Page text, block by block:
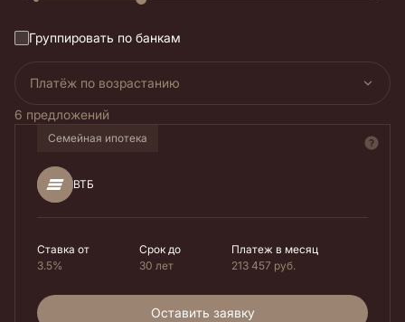
Группировать по банкам
Платёж по возрастанию
6 предложений
Семейная ипотека
ВТБ
Ставка от
3.5%
Срок до
30 лет
Платеж в месяц
213 457 руб.
Оставить заявку